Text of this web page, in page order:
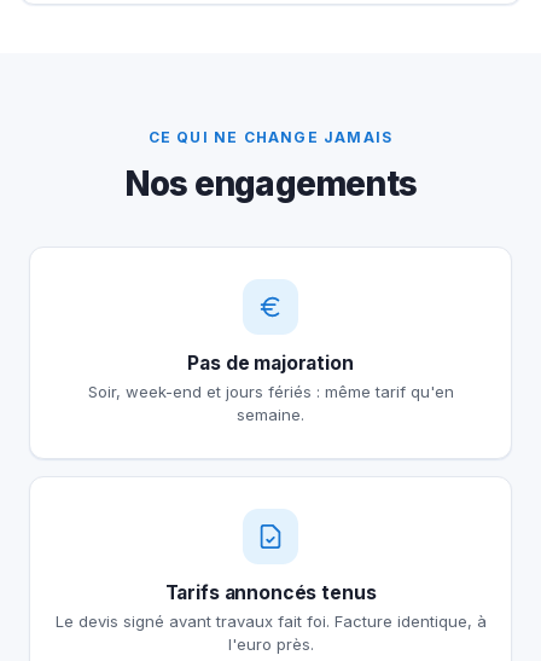
CE QUI NE CHANGE JAMAIS
Nos engagements
Pas de majoration
Soir, week-end et jours fériés : même tarif qu'en
semaine.
Tarifs annoncés tenus
Le devis signé avant travaux fait foi. Facture identique, à
l'euro près.